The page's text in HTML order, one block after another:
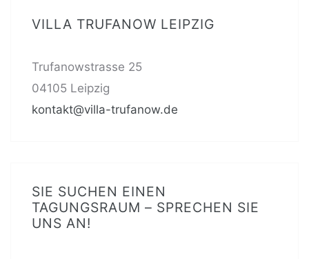
VILLA TRUFANOW LEIPZIG
Trufanowstrasse 25
04105 Leipzig
kontakt@villa-trufanow.de
SIE SUCHEN EINEN
TAGUNGSRAUM – SPRECHEN SIE
UNS AN!